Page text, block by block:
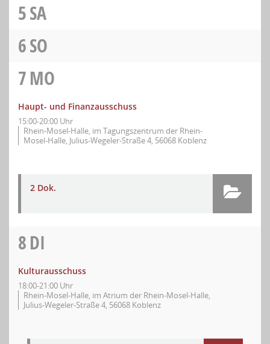
5SA
6SO
7MO
Haupt- und Finanzausschuss
15:00-20:00 Uhr
Rhein-Mosel-Halle, im Tagungszentrum der Rhein-
Mosel-Halle, Julius-Wegeler-Straße 4, 56068 Koblenz
2 Dok.
8DI
Kulturausschuss
18:00-21:00 Uhr
Rhein-Mosel-Halle, im Atrium der Rhein-Mosel-Halle,
Julius-Wegeler-Straße 4, 56068 Koblenz